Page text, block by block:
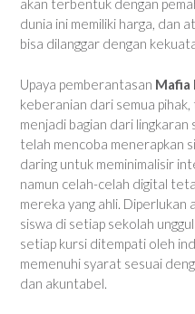
akan terbentuk dengan
dunia ini memiliki harga, dan
bisa dilanggar dengan
Upaya pemberantasan Mafia
keberanian dari semua
menjadi bagian dari
telah mencoba menerapkan
daring untuk meminimalisir
namun celah-celah digital
mereka yang ahli.
siswa di setiap sekolah
setiap kursi ditempati oleh
memenuhi syarat sesuai
dan akuntabel.